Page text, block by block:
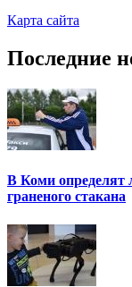
Карта сайта
Последние
В Коми определят
граненого стакана